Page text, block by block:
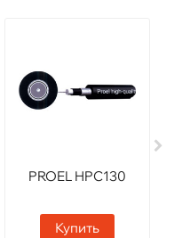
PROEL HPC130
Купить